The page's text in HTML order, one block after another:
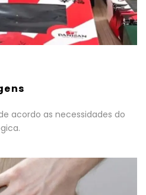
acordo as necessidades do